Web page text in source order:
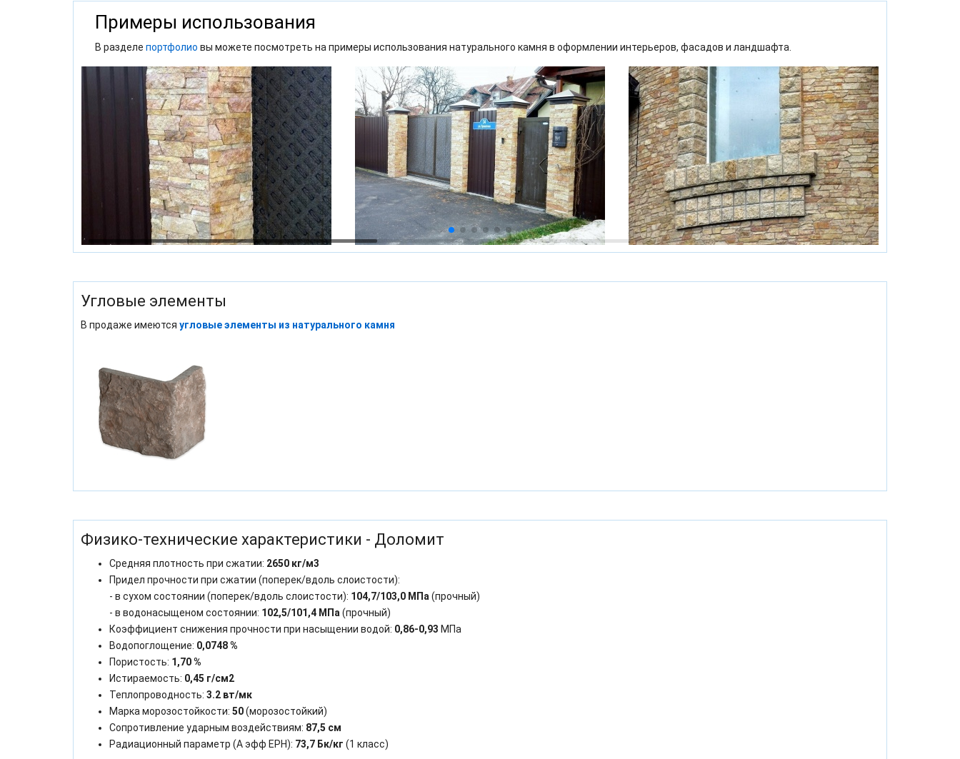
Примеры использования
В разделе портфолио вы можете посмотреть на примеры использования натурального камня в оформлении интерьеров, фасадов и ландшафта.
Угловые элементы
В продаже имеются угловые элементы из натурального камня
Физико-технические характеристики - Доломит
Средняя плотность при сжатии: 2650 кг/м3
Придел прочности при сжатии (поперек/вдоль слоистости):
- в сухом состоянии (поперек/вдоль слоистости): 104,7/103,0 МПа (прочный)
- в водонасыщеном состоянии: 102,5/101,4 МПа (прочный)
Коэффициент снижения прочности при насыщении водой: 0,86-0,93 МПа
Водопоглощение: 0,0748 %
Пористость: 1,70 %
Истираемость: 0,45 г/см2
Теплопроводность: 3.2 вт/мк
Марка морозостойкости: 50(морозостойкий)
Сопротивление ударным воздействиям: 87,5 см
Радиационный параметр (А эфф ЕРН): 73,7 Бк/кг (1 класс)